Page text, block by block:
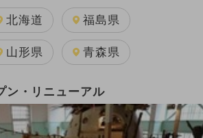
ベント
ベント 夏休み
ベント
北海道 福島県
山形県 青森県
ン・リニューアル